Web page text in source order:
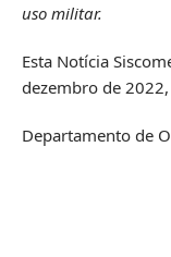
uso militar.
Esta Notícia
dezembro de
Departamento de